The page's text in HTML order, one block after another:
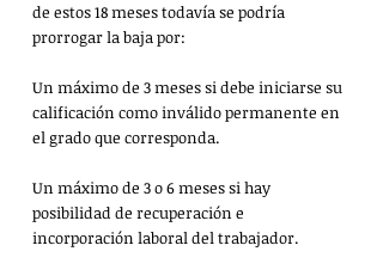
de estos 18 meses todavía se podría
prorrogar la baja por:
Un máximo de 3 meses si debe iniciarse su
calificación como inválido permanente en
el grado que corresponda.
Un máximo de 3 o 6 meses si hay
posibilidad de recuperación e
incorporación laboral del trabajador.